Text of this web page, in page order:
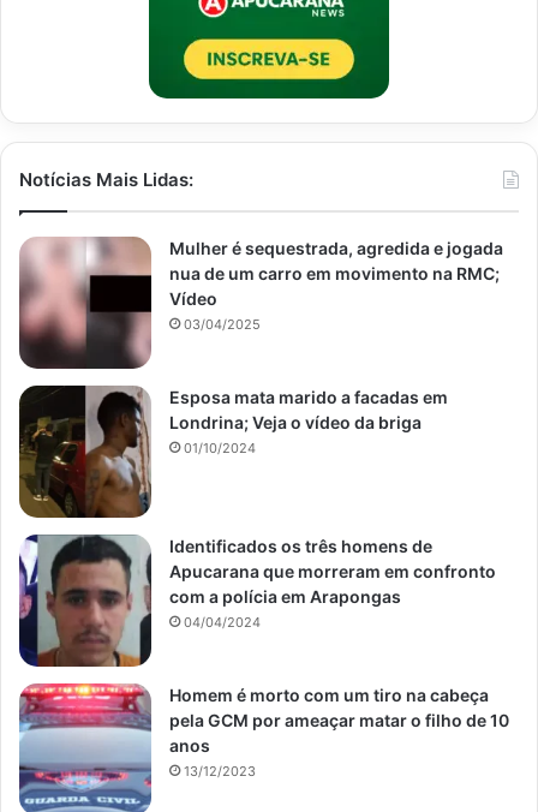
Notícias Mais Lidas:
Mulher é sequestrada, agredida e jogada
nua de um carro em movimento na RMC;
Vídeo
03/04/2025
Esposa mata marido a facadas em
Londrina; Veja o vídeo da briga
01/10/2024
Identificados os três homens de
Apucarana que morreram em confronto
com a polícia em Arapongas
04/04/2024
Homem é morto com um tiro na cabeça
pela GCM por ameaçar matar o filho de 10
anos
13/12/2023